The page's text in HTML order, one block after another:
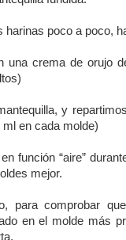
poco a poco,
una crema de orujo
y
en cada molde)
función “aire”
mejor.
para comprobar
en el molde más